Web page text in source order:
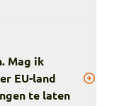
Mag ik
EU-land
te laten